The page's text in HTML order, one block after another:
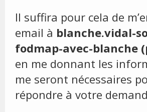
Il suffira pour cela de
email à blanche.vidal-
fodmap-avec-blanche
en me donnant les
me seront nécessaires
répondre à votre